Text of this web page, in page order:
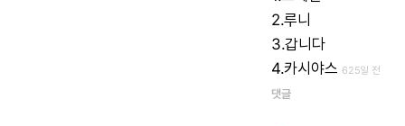
2.루니
3.갑니다
4.카시야스 625일 전
댓글